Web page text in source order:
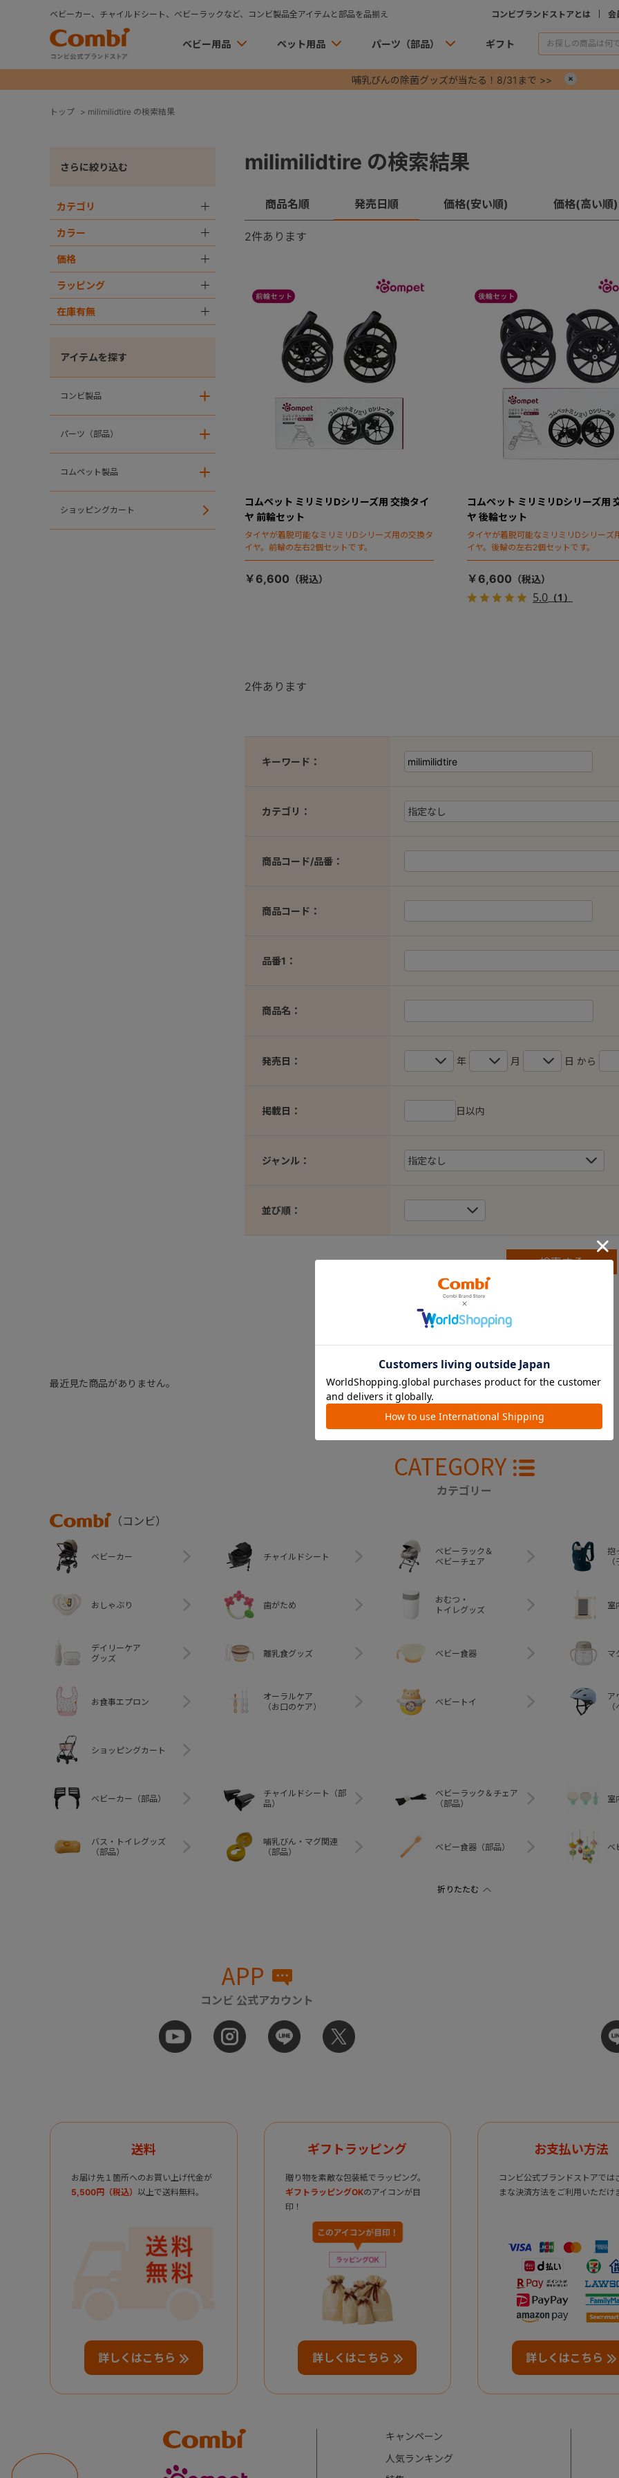
ベビーカー、チャイルドシート、ベビーラックなど、コンビ製品全アイテムと部品を品揃え コンビブランドストアとは 会
ベビー用品 ペット用品 パーツ（部品） ギフト
哺乳びんの除菌グッズが当たる！8/31まで >>
トップ > milimilidtire の検索結果
さらに絞り込む
カテゴリ
カラー
価格
ラッピング
在庫有無
アイテムを探す
コンビ製品
パーツ（部品）
コムペット製品
ショッピングカート
milimilidtire の検索結果
商品名順 発売日順 価格(安い順) 価格(高い順)
2件あります
コムペット ミリミリDシリーズ用 交換タイ
ヤ 前輪セット
タイヤが着脱可能なミリミリDシリーズ用の交換タ
イヤ。前輪の左右2個セットです。
￥6,600
コムペット ミリミリDシリーズ用
ヤ 後輪セット
タイヤが着脱可能なミリミリDシリーズ
イヤ。後輪の左右2個セットです。
￥6,600
5.0（1）
2件あります
キーワード：
カテゴリ：
商品コード/品番：
商品コード：
品番1：
商品名：
発売日： 年 月 日 から
掲載日： 日以内
ジャンル：
並び順：
CHECKED ITEM
最近見た商品がありません。
CATEGORY
カテゴリー
Combi
（コンビ）
ベビーカー チャイルドシート
ベビーラック＆
ベビーチェア
抱
おしゃぶり 歯がため
おむつ・
トイレグッズ
室
デイリーケア
グッズ
離乳食グッズ ベビー食器 マ
お食事エプロン
オーラルケア
（お口のケア）
ベビートイ
ア
ショッピングカート
ベビーカー（部品）
チャイルドシート（部
品）
ベビーラック＆チェア
（部品）
室
バス・トイレグッズ
（部品）
哺乳びん・マグ関連
（部品）
ベビー食器（部品） ベ
APP
コンビ 公式アカウント
送料
お届け先１箇所へのお買い上げ代金が
5,500円（税込） 以上で送料無料。
詳しくはこちら
ギフトラッピング
贈り物を素敵な包装紙でラッピング。
ギフトラッピングOKのアイコンが目
印！
詳しくはこちら
お支払い方法
コンビ公式ブランドストアでは
まな決済方法をご利用いただけ
詳しくはこちら
Combi
キャンペーン
人気ランキング